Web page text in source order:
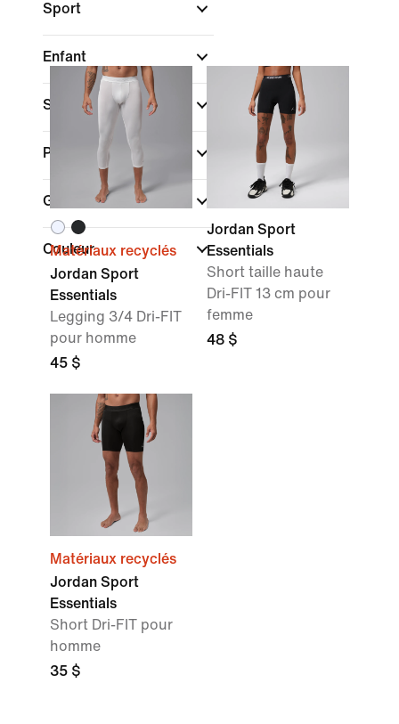
Sport
Enfant
Style
Promotions et offres
Genre
Couleur
Matériaux recyclés
Jordan Sport
Essentials
Legging 3/4 Dri-FIT
pour homme
45 $
Jordan Sport
Essentials
Short taille haute
Dri-FIT 13 cm pour
femme
48 $
Matériaux recyclés
Jordan Sport
Essentials
Short Dri-FIT pour
homme
35 $